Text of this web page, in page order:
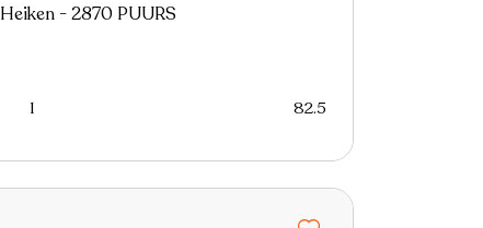
Heiken - 2870 PUURS
1 82.5